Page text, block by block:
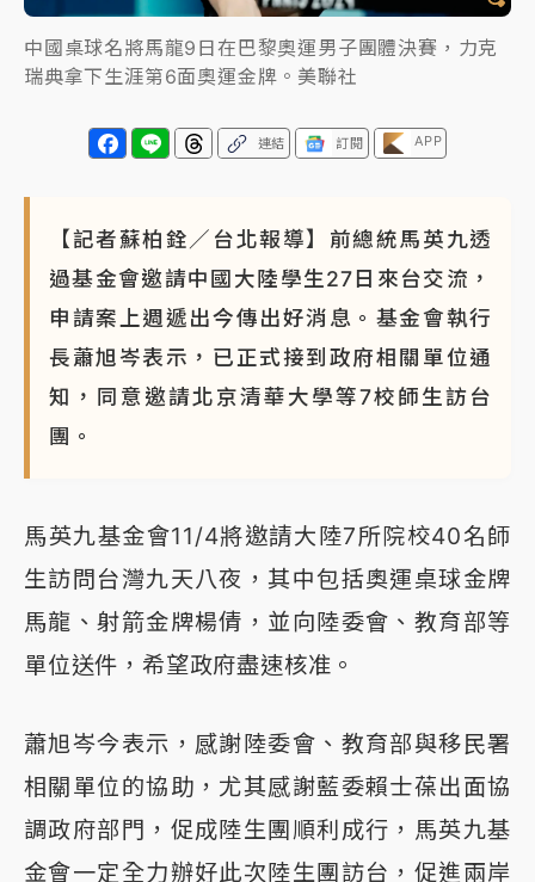
中國桌球名將馬龍9日在巴黎奧運男子團體決賽，力克
瑞典拿下生涯第6面奧運金牌。美聯社
連結 訂閱 APP
【記者蘇柏銓／台北報導】前總統馬英九透
過基金會邀請中國大陸學生27日來台交流，
申請案上週遞出今傳出好消息。基金會執行
長蕭旭岑表示，已正式接到政府相關單位通
知，同意邀請北京清華大學等7校師生訪台
團。
馬英九基金會11/4將邀請大陸7所院校40名師
生訪問台灣九天八夜，其中包括奧運桌球金牌
馬龍、射箭金牌楊倩，並向陸委會、教育部等
單位送件，希望政府盡速核准。
蕭旭岑今表示，感謝陸委會、教育部與移民署
相關單位的協助，尤其感謝藍委賴士葆出面協
調政府部門，促成陸生團順利成行，馬英九基
金會一定全力辦好此次陸生團訪台，促進兩岸